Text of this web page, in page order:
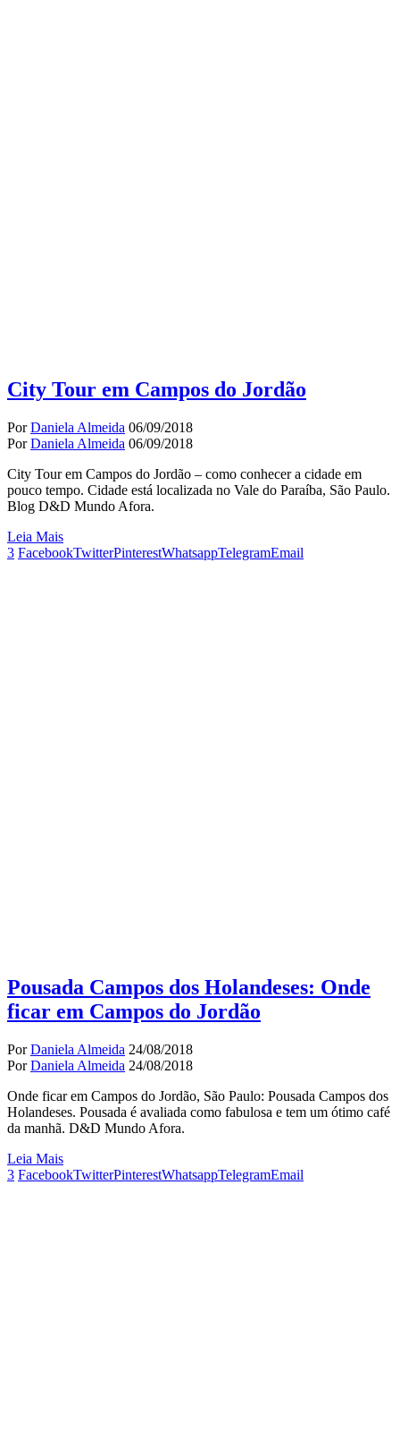
City Tour em Campos do Jordão
PorDaniela Almeida 06/09/2018
PorDaniela Almeida 06/09/2018
City Tour em Campos do Jordão – como conhecer a cidade em
pouco tempo. Cidade está localizada no Vale do Paraíba, São Paulo.
Blog D&D Mundo Afora.
Leia Mais
3 FacebookTwitterPinterestWhatsappTelegramEmail
Pousada Campos dos Holandeses: Onde
ficar em Campos do Jordão
PorDaniela Almeida 24/08/2018
PorDaniela Almeida 24/08/2018
Onde ficar em Campos do Jordão, São Paulo: Pousada Campos dos
Holandeses. Pousada é avaliada como fabulosa e tem um ótimo café
da manhã. D&D Mundo Afora.
Leia Mais
3 FacebookTwitterPinterestWhatsappTelegramEmail